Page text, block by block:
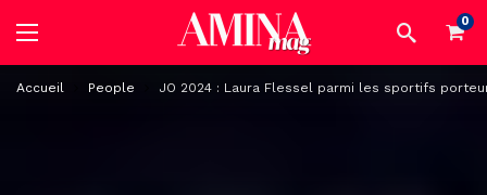
0
Accueil People JO 2024 : Laura Flessel parmi les sportifs